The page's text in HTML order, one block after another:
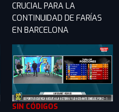
CRUCIAL PARA LA
CONTINUIDAD DE FARÍAS
EN BARCELONA
SIN CÓDIGOS